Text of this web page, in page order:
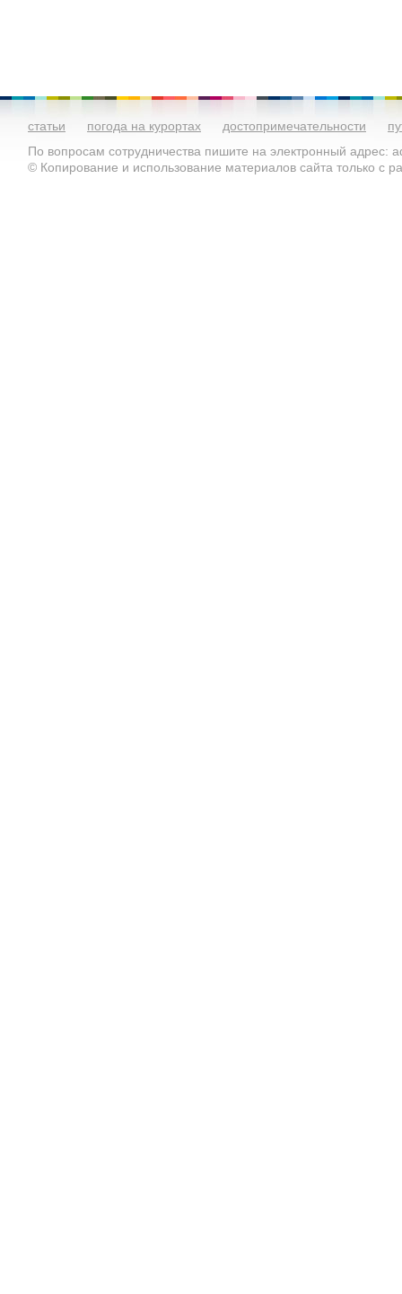
статьи погода на курортах достопримечательности
По вопросам сотрудничества пишите на электронный адрес:
© Копирование и использование материалов сайта только с